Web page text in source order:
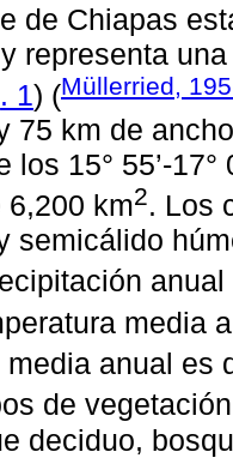
de Chiapas
representa
1) (Müllerried,
75 km de
15° 55’-17°
6,200 km2. Los
semicálido
media
anual es
de
deciduo,